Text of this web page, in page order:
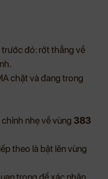
trước đó: rớt thẳng về
chặt và đang trong
chỉnh nhẹ về vùng 383
theo là bật lên vùng